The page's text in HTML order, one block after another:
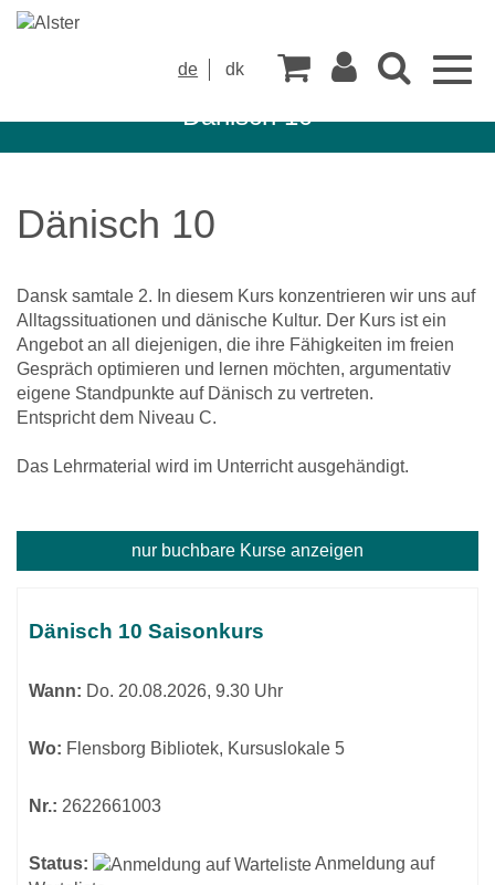
de dk
Dänisch 10
Dänisch 10
Dansk samtale 2. In diesem Kurs konzentrieren wir uns auf
Alltagssituationen und dänische Kultur. Der Kurs ist ein
Angebot an all diejenigen, die ihre Fähigkeiten im freien
Gespräch optimieren und lernen möchten, argumentativ
eigene Standpunkte auf Dänisch zu vertreten.
Entspricht dem Niveau C.
Das Lehrmaterial wird im Unterricht ausgehändigt.
nur buchbare Kurse anzeigen
Tabellenüberschriften
werden.
Dänisch 10 Saisonkurs
Wann: Do. 20.08.2026, 9.30 Uhr
Wo: Flensborg Bibliotek, Kursuslokale 5
Nr.: 2622661003
Status:
Anmeldung auf